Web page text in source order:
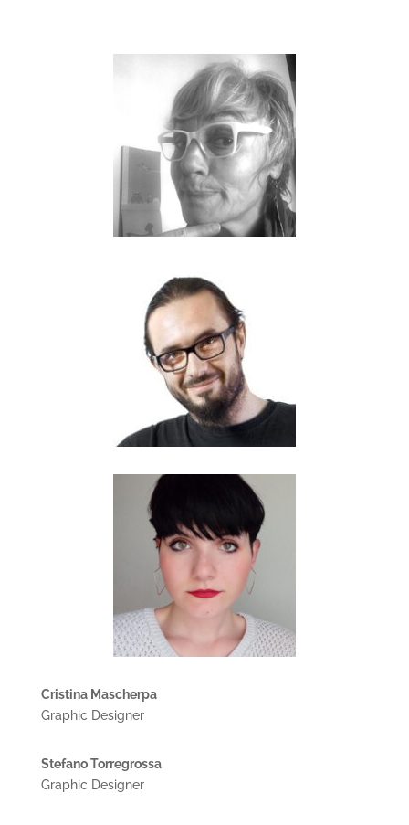
Cristina Mascherpa
Graphic Designer
Stefano Torregrossa
Graphic Designer